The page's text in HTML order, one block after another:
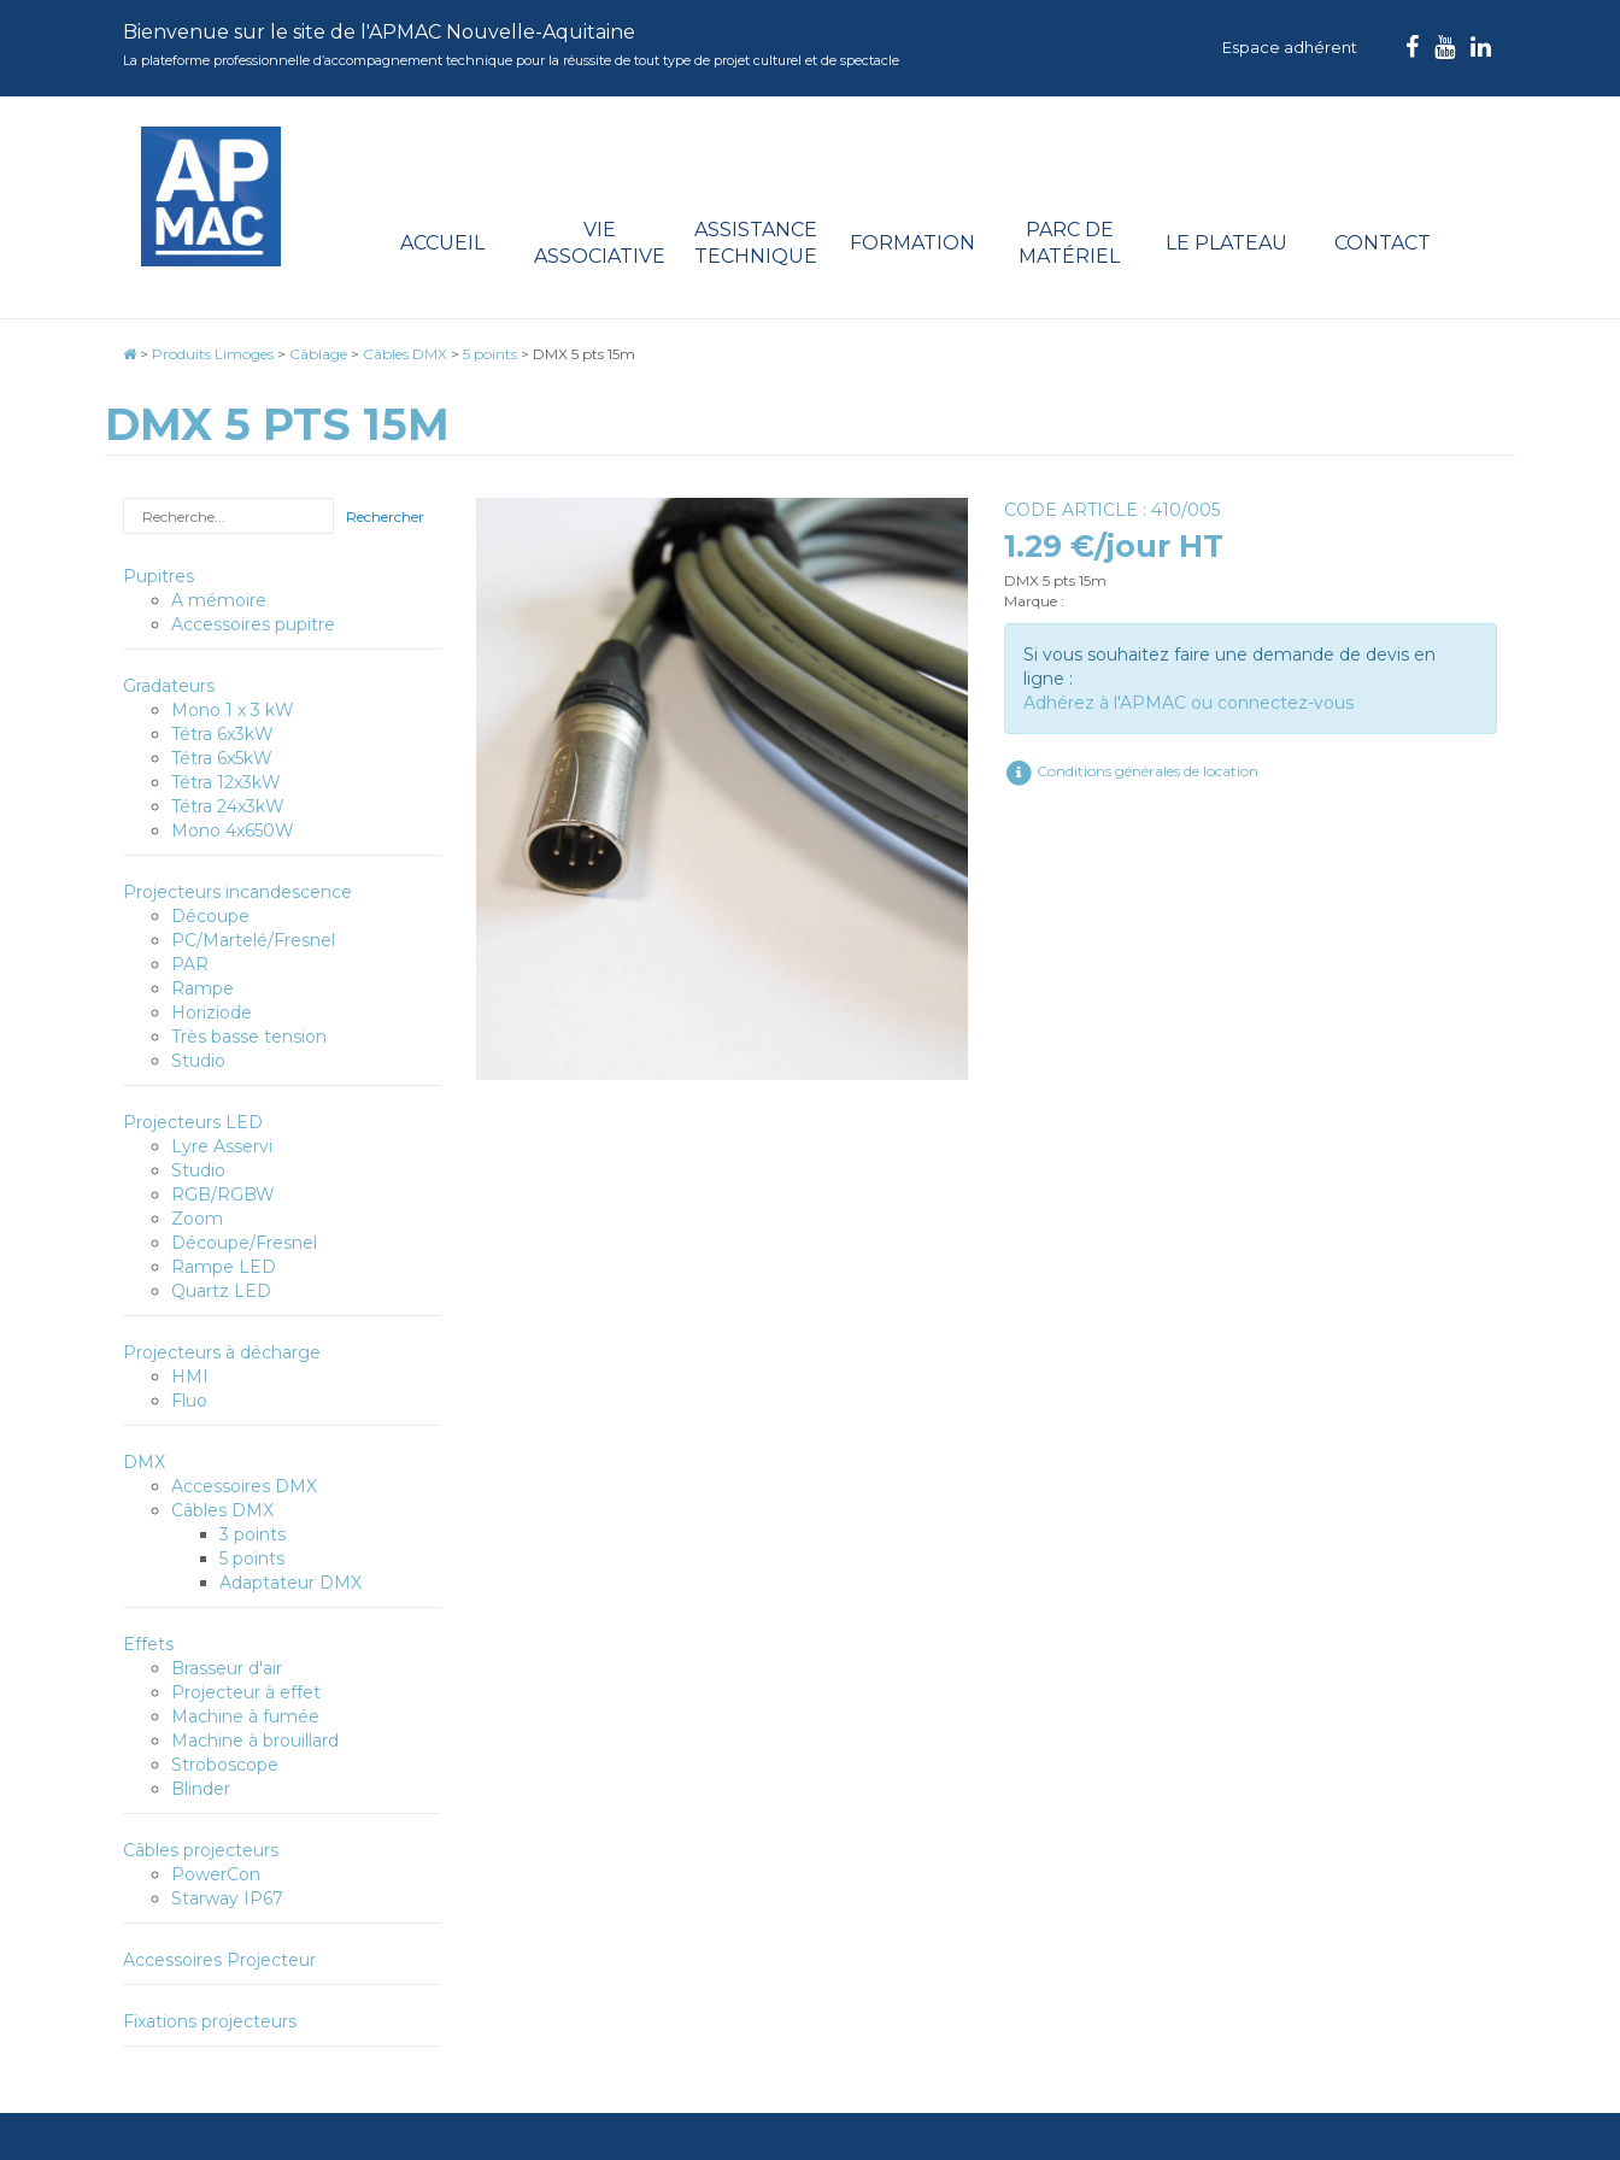
Bienvenue sur le site de l'APMAC Nouvelle-Aquitaine
La plateforme professionnelle d’accompagnement technique pour la réussite de tout type de projet culturel et de spectacle
Espace adhérent
ACCUEIL
VIE
ASSOCIATIVE
ASSISTANCE
TECHNIQUE
FORMATION
PARC DE
MATÉRIEL
LE PLATEAU CONTACT
> Produits Limoges > Câblage > Câbles DMX > 5 points > DMX 5 pts 15m
DMX 5 PTS 15M
CODE ARTICLE : 410/005
1.29 €/jour HT
DMX 5 pts 15m
Marque :
Si vous souhaitez faire une demande de devis en
ligne :
Adhérez à l'APMAC ou connectez-vous
Conditions générales de location
Rechercher
Pupitres
A mémoire
Accessoires pupitre
Gradateurs
Mono 1 x 3 kW
Tétra 6x3kW
Tétra 6x5kW
Tétra 12x3kW
Tétra 24x3kW
Mono 4x650W
Projecteurs incandescence
Découpe
PC/Martelé/Fresnel
PAR
Rampe
Horiziode
Très basse tension
Studio
Projecteurs LED
Lyre Asservi
Studio
RGB/RGBW
Zoom
Découpe/Fresnel
Rampe LED
Quartz LED
Projecteurs à décharge
HMI
Fluo
DMX
Accessoires DMX
Câbles DMX
3 points
5 points
Adaptateur DMX
Effets
Brasseur d'air
Projecteur à effet
Machine à fumée
Machine à brouillard
Stroboscope
Blinder
Câbles projecteurs
PowerCon
Starway IP67
Accessoires Projecteur
Fixations projecteurs